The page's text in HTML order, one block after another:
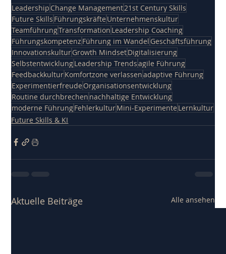
Leadership Change Management21st Century Skills
Future Skills Führungskräfte Unternehmenskultur
TeamführungTransformation Leadership Coaching
Führungskompetenz Führung im Wandel Geschäftsführung
InnovationskulturGrowth MindsetDigitalisierung
SelbstentwicklungLeadership Trendsagile Führung
FeedbackkulturKomfortzone verlassenadaptive Führung
Experimentierfreude Organisationsentwicklung
Routine durchbrechen nachhaltige Entwicklung
moderne FührungFehlerkulturMini-Experimente Lernkultur
Future Skills & KI
Aktuelle Beiträge Alle ansehen